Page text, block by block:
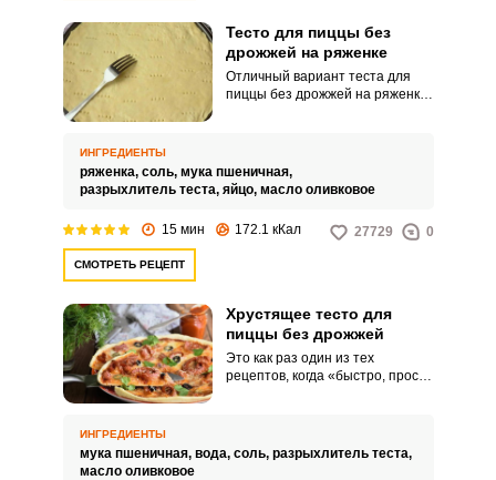
Тесто для пиццы без
дрожжей на ряженке
Отличный вариант теста для
пиццы без дрожжей на ряженке.
ИНГРЕДИЕНТЫ
ряженка, соль, мука пшеничная,
разрыхлитель теста, яйцо, масло оливковое
15 мин 172.1 кКал 27729 0
СМОТРЕТЬ РЕЦЕПТ
Хрустящее тесто для
пиццы без дрожжей
Это как раз один из тех
рецептов, когда «быстро, просто
томатным соусом, наносим
начинку и отправляем в духовку.
ИНГРЕДИЕНТЫ
мука пшеничная, вода, соль, разрыхлитель теста,
масло оливковое